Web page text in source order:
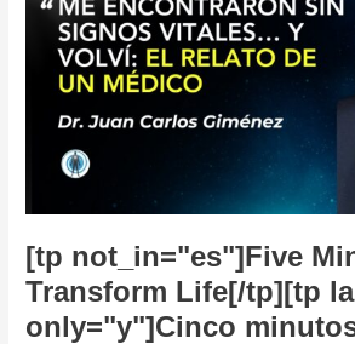
[tp not_in="es"]Five
Transform Life[/tp][tp
only="y"]Cinco
That
Transform
Life[/tp]
only="y"]Cinco
que
transforman
la
vida[/tp]